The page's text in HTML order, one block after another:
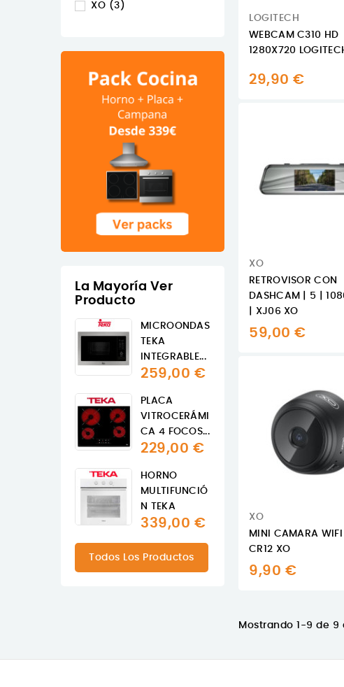
XO (3)
La Mayoría Ver
Producto
MICROONDAS
TEKA
INTEGRABLE...
259,00 €
PLACA
VITROCERÁMI
CA 4 FOCOS...
229,00 €
HORNO
MULTIFUNCIÓ
N TEKA
339,00 €
Todos Los Productos
LOGITECH
WEBCAM C310 HD
1280X720
29,90 €
XO
RETROVISOR CON
DASHCAM | 5 |
| XJ06 XO
59,00 €
XO
MINI CAMARA WIFI
CR12 XO
9,90 €
Mostrando 1-9 de